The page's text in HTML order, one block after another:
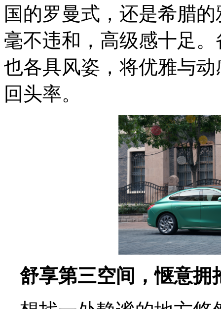
国的罗曼式，还是希腊
毫不违和，高级感十足
也各具风姿，将优雅与
回头率。
舒享第三空间，惬意拥